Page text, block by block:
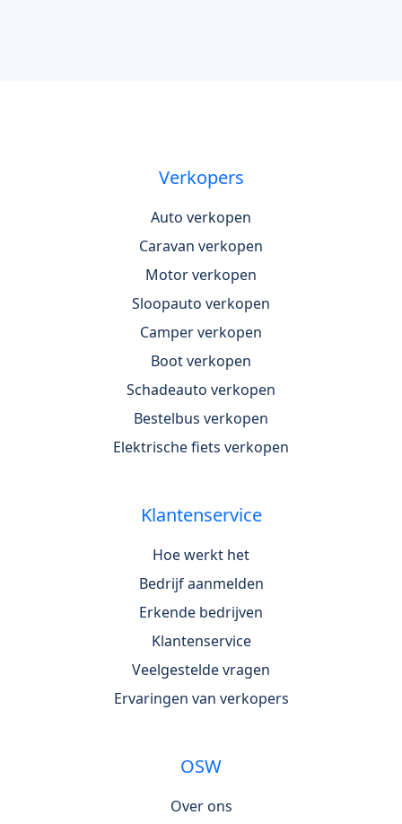
Verkopers
Auto verkopen
Caravan verkopen
Motor verkopen
Sloopauto verkopen
Camper verkopen
Boot verkopen
Schadeauto verkopen
Bestelbus verkopen
Elektrische fiets verkopen
Klantenservice
Hoe werkt het
Bedrijf aanmelden
Erkende bedrijven
Klantenservice
Veelgestelde vragen
Ervaringen van verkopers
OSW
Over ons